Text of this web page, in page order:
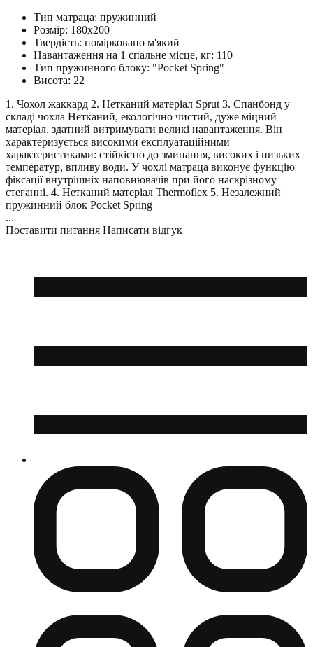
Тип матраца: пружинний
Розмір: 180х200
Твердість: помірковано м'який
Навантаження на 1 спальне місце, кг: 110
Тип пружинного блоку: "Pocket Spring"
Висота: 22
1. Чохол жаккард 2. Нетканий матеріал Sprut 3. Спанбонд у
складі чохла Нетканий, екологічно чистий, дуже міцний
матеріал, здатний витримувати великі навантаження. Він
характеризується високими експлуатаційними
характеристиками: стійкістю до зминання, високих і низьких
температур, впливу води. У чохлі матраца виконує функцію
фіксації внутрішніх наповнювачів при його наскрізному
стеганні. 4. Нетканий матеріал Thermoflex 5. Незалежний
пружинний блок Pocket Spring
...
Поставити питання Написати відгук